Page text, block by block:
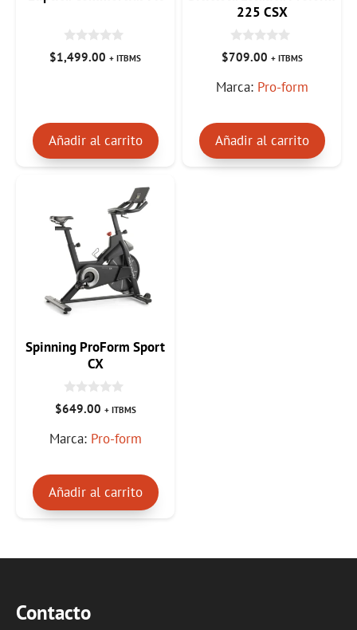
0
d
$1,499.00 + ITBMS
Añadir al carrito
225 CSX
0
d
5
$709.00 + ITBMS
Marca: Pro-form
Añadir al carrito
Spinning ProForm Sport
CX
0
d
5
$649.00 + ITBMS
Marca: Pro-form
Añadir al carrito
Contacto